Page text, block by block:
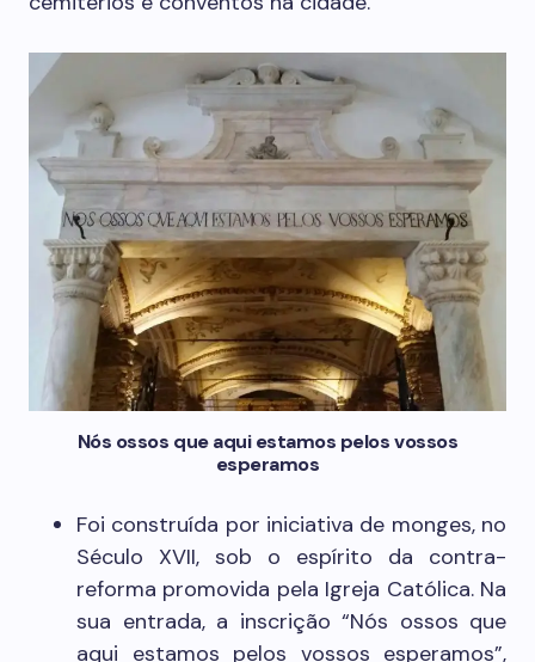
Nós ossos que aqui estamos pelos vossos
esperamos
Foi construída por iniciativa de monges, no
Século XVII, sob o espírito da contra-
reforma promovida pela Igreja Católica. Na
sua entrada, a inscrição “Nós ossos que
aqui estamos pelos vossos esperamos”,